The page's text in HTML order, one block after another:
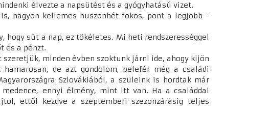
élvezte a napsütést és a gyógyhatású vizet.
nagyon kellemes huszonhét fokos, pont a legjobb -
hogy süt a nap, ez tökéletes. Mi heti rendszerességgel
és a pénzt.
minden évben szoktunk járni ide, ahogy kijön
de azt gondolom, belefér még a családi
Szlovákiából, a szüleink is hordtak már
ennyi élmény, mint itt van. Ha a családdal
ettől kezdve a szeptemberi szezonzárásig teljes